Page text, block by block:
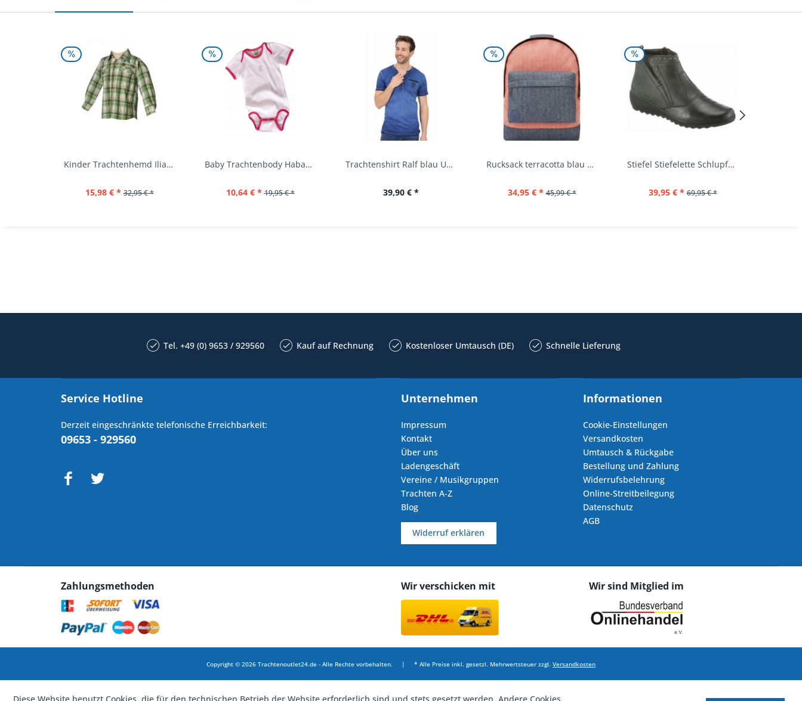
Kinder Trachtenhemd Ilias giftgrün langarm...
15,98 € * 32,95 € *
Baby Trachtenbody Habach weiß/pink Isar Trachten
10,64 € * 19,95 € *
Trachtenshirt Ralf blau Used Look Krüger
39,90 € *
Rucksack terracotta blau navy Mi-Pac...
34,95 € * 45,99 € *
Stiefel Stiefelette Schlupfschuhe...
39,95 € * 69,95 € *
Tel. +49 (0) 9653 / 929560 Kauf auf Rechnung Kostenloser Umtausch (DE) Schnelle Lieferung
Service Hotline
Derzeit eingeschränkte telefonische Erreichbarkeit:
09653 - 929560
Unternehmen
Impressum
Kontakt
Über uns
Ladengeschäft
Vereine / Musikgruppen
Trachten A-Z
Blog
Widerruf erklären
Informationen
Cookie-Einstellungen
Versandkosten
Umtausch & Rückgabe
Bestellung und Zahlung
Widerrufsbelehrung
Online-Streitbeilegung
Datenschutz
AGB
Zahlungsmethoden Wir verschicken mit Wir sind Mitglied im
Copyright © 2026 Trachtenoutlet24.de - Alle Rechte vorbehalten. | * Alle Preise inkl. gesetzl. Mehrwertsteuer zzgl. Versandkosten